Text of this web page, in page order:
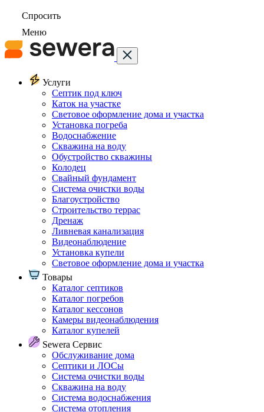
Спросить
Меню
Услуги
Септик под ключ
Каток на участке
Световое оформление дома и участка
Установка погреба
Водоснабжение
Скважина на воду
Обустройство скважины
Колодец
Свайный фундамент
Система очистки воды
Благоустройство
Строительство террас
Дренаж
Ливневая канализация
Видеонаблюдение
Установка купели
Световое оформление дома и участка
Товары
Каталог септиков
Каталог погребов
Каталог кессонов
Камеры видеонаблюдения
Каталог купелей
Sewera Сервис
Обслуживание дома
Септики и ЛОСы
Система очистки воды
Скважина на воду
Система водоснабжения
Система отопления